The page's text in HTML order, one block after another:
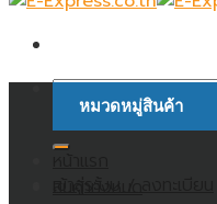
ค้นหา:หมวดหมู่สินค้า